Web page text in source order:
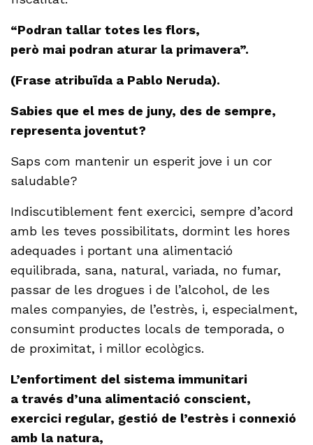
“Podran tallar totes les flors,
però mai podran aturar la primavera”.
(Frase atribuïda a Pablo Neruda).
Sabies que el mes de juny, des de sempre,
representa joventut?
Saps com mantenir un esperit jove i un cor
saludable?
Indiscutiblement fent exercici, sempre d’acord
amb les teves possibilitats, dormint les hores
adequades i portant una alimentació
equilibrada, sana, natural, variada, no fumar,
passar de les drogues i de l’alcohol, de les
males companyies, de l’estrès, i, especialment,
consumint productes locals de temporada, o
de proximitat, i millor ecològics.
L’enfortiment del sistema immunitari
a través d’una alimentació conscient,
exercici regular, gestió de l’estrès i connexió
amb la natura,